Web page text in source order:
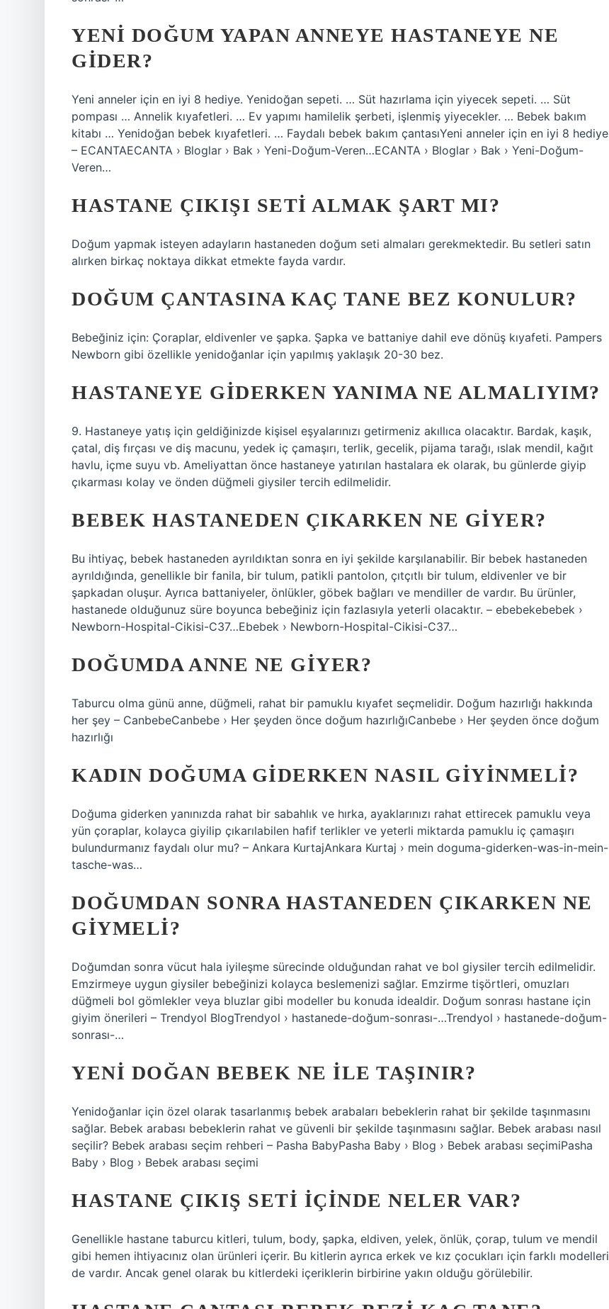
YENI DOĞUM YAPAN ANNEYE HASTANEYE NE
GIDER?
Yeni anneler için en iyi 8 hediye. Yenidoğan sepeti. … Süt hazırlama için yiyecek sepeti. … Süt
pompası … Annelik kıyafetleri. … Ev yapımı hamilelik şerbeti, işlenmiş yiyecekler. … Bebek bakım
kitabı … Yenidoğan bebek kıyafetleri. … Faydalı bebek bakım çantasıYeni anneler için en iyi 8 hediye
– ECANTAECANTA › Bloglar › Bak › Yeni-Doğum-Veren…ECANTA › Bloglar › Bak › Yeni-Doğum-
Veren…
HASTANE ÇIKIŞI SETI ALMAK ŞART MI?
Doğum yapmak isteyen adayların hastaneden doğum seti almaları gerekmektedir. Bu setleri satın
alırken birkaç noktaya dikkat etmekte fayda vardır.
DOĞUM ÇANTASINA KAÇ TANE BEZ KONULUR?
Bebeğiniz için: Çoraplar, eldivenler ve şapka. Şapka ve battaniye dahil eve dönüş kıyafeti. Pampers
Newborn gibi özellikle yenidoğanlar için yapılmış yaklaşık 20-30 bez.
HASTANEYE GIDERKEN YANIMA NE ALMALIYIM?
9. Hastaneye yatış için geldiğinizde kişisel eşyalarınızı getirmeniz akıllıca olacaktır. Bardak, kaşık,
çatal, diş fırçası ve diş macunu, yedek iç çamaşırı, terlik, gecelik, pijama tarağı, ıslak mendil, kağıt
havlu, içme suyu vb. Ameliyattan önce hastaneye yatırılan hastalara ek olarak, bu günlerde giyip
çıkarması kolay ve önden düğmeli giysiler tercih edilmelidir.
BEBEK HASTANEDEN ÇIKARKEN NE GIYER?
Bu ihtiyaç, bebek hastaneden ayrıldıktan sonra en iyi şekilde karşılanabilir. Bir bebek hastaneden
ayrıldığında, genellikle bir fanila, bir tulum, patikli pantolon, çıtçıtlı bir tulum, eldivenler ve bir
şapkadan oluşur. Ayrıca battaniyeler, önlükler, göbek bağları ve mendiller de vardır. Bu ürünler,
hastanede olduğunuz süre boyunca bebeğiniz için fazlasıyla yeterli olacaktır. – ebebekebebek ›
Newborn-Hospital-Cikisi-C37…Ebebek › Newborn-Hospital-Cikisi-C37…
DOĞUMDA ANNE NE GIYER?
Taburcu olma günü anne, düğmeli, rahat bir pamuklu kıyafet seçmelidir. Doğum hazırlığı hakkında
her şey – CanbebeCanbebe › Her şeyden önce doğum hazırlığıCanbebe › Her şeyden önce doğum
hazırlığı
KADIN DOĞUMA GIDERKEN NASIL GIYINMELI?
Doğuma giderken yanınızda rahat bir sabahlık ve hırka, ayaklarınızı rahat ettirecek pamuklu veya
yün çoraplar, kolayca giyilip çıkarılabilen hafif terlikler ve yeterli miktarda pamuklu iç çamaşırı
bulundurmanız faydalı olur mu? – Ankara KurtajAnkara Kurtaj › mein doguma-giderken-was-in-mein-
tasche-was…
DOĞUMDAN SONRA HASTANEDEN ÇIKARKEN NE
GIYMELI?
Doğumdan sonra vücut hala iyileşme sürecinde olduğundan rahat ve bol giysiler tercih edilmelidir.
Emzirmeye uygun giysiler bebeğinizi kolayca beslemenizi sağlar. Emzirme tişörtleri, omuzları
düğmeli bol gömlekler veya bluzlar gibi modeller bu konuda idealdir. Doğum sonrası hastane için
giyim önerileri – Trendyol BlogTrendyol › hastanede-doğum-sonrası-…Trendyol › hastanede-doğum-
sonrası-…
YENI DOĞAN BEBEK NE ILE TAŞINIR?
Yenidoğanlar için özel olarak tasarlanmış bebek arabaları bebeklerin rahat bir şekilde taşınmasını
sağlar. Bebek arabası bebeklerin rahat ve güvenli bir şekilde taşınmasını sağlar. Bebek arabası nasıl
seçilir? Bebek arabası seçim rehberi – Pasha BabyPasha Baby › Blog › Bebek arabası seçimiPasha
Baby › Blog › Bebek arabası seçimi
HASTANE ÇIKIŞ SETI IÇINDE NELER VAR?
Genellikle hastane taburcu kitleri, tulum, body, şapka, eldiven, yelek, önlük, çorap, tulum ve mendil
gibi hemen ihtiyacınız olan ürünleri içerir. Bu kitlerin ayrıca erkek ve kız çocukları için farklı modelleri
de vardır. Ancak genel olarak bu kitlerdeki içeriklerin birbirine yakın olduğu görülebilir.